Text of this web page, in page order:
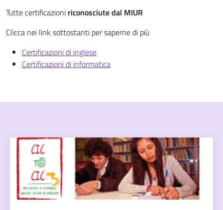
Tutte certificazioni riconosciute dal MIUR
Clicca nei link sottostanti per saperne di più
Certificazioni di inglese
Certificazioni di informatica